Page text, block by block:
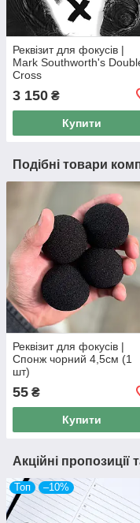
Реквізит для фокусів |
Mark Southworth's
Cross
3 150 ₴
Купити
Подібні товари
Реквізит для фокусів |
Спонж чорний 4,5см (1
шт)
55 ₴
Купити
Акційні пропозиції
Топ –10%